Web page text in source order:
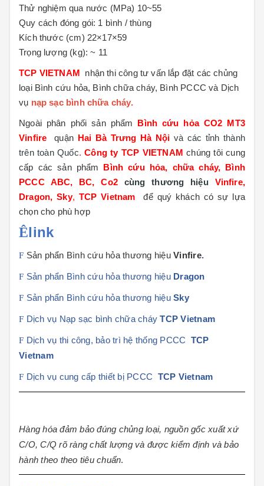
Thử nghiệm qua nước (MPa) 10~55
Quy cách đóng gói: 1 bình / thùng
Kích thước (cm) 22×17×59
Trọng lượng (kg): ~ 11
TCP VIETNAM nhận thi công tư vấn lắp đặt các chủng
loại Bình cứu hỏa, Bình chữa cháy, Bình PCCC và Dịch
vụ nạp sạc bình chữa cháy.
Ngoài phân phối sản phẩm
Bình cứu hỏa CO2 MT3
Vinfirequận Hai Bà Trưng Hà Nội và các tỉnh thành
trên toàn Quốc.Công ty TCP VIETNAMchúng tôi cung
cấp các sản phẩm
Bình cứu hỏa, chữa cháy, Bình
PCCC ABC, BC, Co2 cùng thương hiệu Vinfire,
Dragon, Sky, TCP Vietnam để quý khách có sự lựa
chọn cho phù hợp
Êlink
F Sản phẩn Bình cứu hỏa thương hiệu Vinfire.
F Sản phẩn Bình cứu hỏa thương hiệu Dragon
F Sản phẩn Bình cứu hỏa thương hiệu Sky
F Dịch vụ Nạp sạc bình chữa cháyTCP Vietnam
F Dịch vụ thi công, bảo trì hệ thống PCCC TCP
Vietnam
F Dịch vụ cung cấp thiết bị PCCC TCP Vietnam
Hàng hóa đảm bảo đúng chủng loại, nguồn gốc xuất xứ
C/O, C/Q rõ ràng chất lượng và được kiểm định và bảo
hành theo theo tiêu chuẩn.